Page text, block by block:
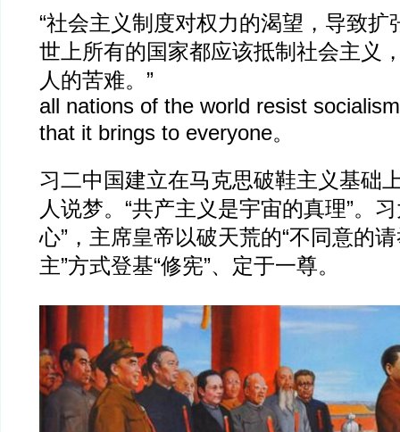
“社会主义制度对权力的渴望，导致扩
世上所有的国家都应该抵制社会主义
人的苦难。”
all nations of the world resist
that it brings to everyone。
习二中国建立在马克思破鞋主义基础
人说梦。“共产主义是宇宙的真理”。
心”，主席皇帝以破天荒的“不同意的请
主”方式登基“修宪”、定于一尊。